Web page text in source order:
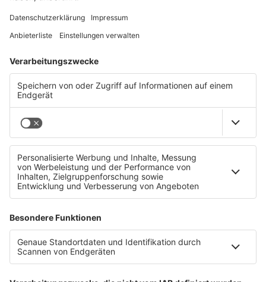
so.Also ich habe meine Markenpositionierung,
sprich Markenentwicklung, Markendesign
Oberösterreich und zugleich habe ich auch ein
Haltungsthema.
Mein Haltungsthema ist das Daily Business Biking,
weil es der Umwelt und den Menschen gut tut.
Ich möchte gerne einfach mehr Menschen aufs
Fahrrad bringen.
Und das ist zum Beispiel auch, wenn man auf
LinkedIn erhalte ich einen Kontakt bzw. werde
im
Netzwerk hinzugefügt und bedanke mich mit einem
ganz kurzen Text dazu, über wasgeht es bei mir.
Markenentwicklung, Markendesign und meine
persönlichen Erfahrungen bei dieser Geschichte.
Und aber gleichzeitig möchte ich gerne die
Menschen aufs Fahrrad bringen für den Weg